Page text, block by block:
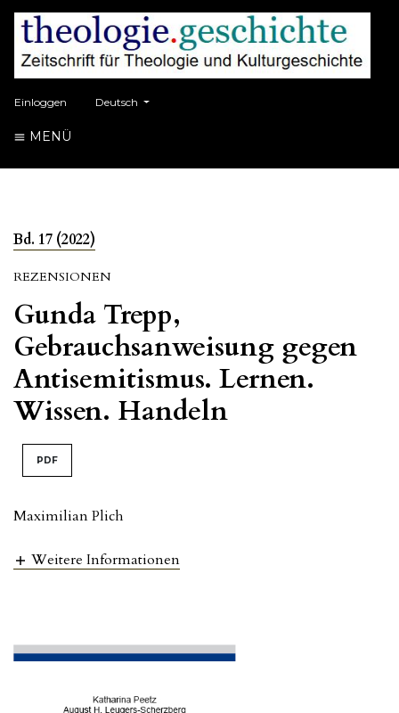
Einloggen ##plugins.themes.healthSciences.language.toggle##
Deutsch
MENÜ
Bd. 17 (2022)
REZENSIONEN
Gunda Trepp,
Gebrauchsanweisung gegen
Antisemitismus. Lernen.
Wissen. Handeln
PDF
Maximilian Plich
Weitere Informationen